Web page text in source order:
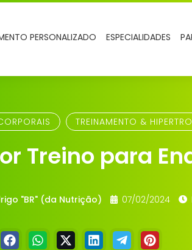
PERSONALIZADO ESPECIALIDADES
TREINAMENTO &
Treino para
"BR" (da Nutrição) 07/02/2024